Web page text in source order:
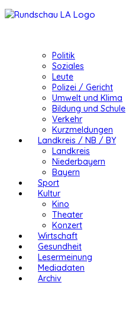
Politik
Soziales
Leute
Polizei / Gericht
Umwelt und Klima
Bildung und Schule
Verkehr
Kurzmeldungen
Landkreis / NB / BY
Landkreis
Niederbayern
Bayern
Sport
Kultur
Kino
Theater
Konzert
Wirtschaft
Gesundheit
Lesermeinung
Mediadaten
Archiv